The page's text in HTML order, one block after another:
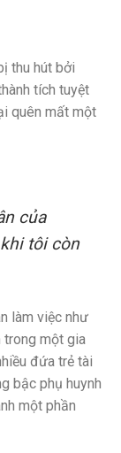
thu hút bởi
tích tuyệt
quên mất một
của
tôi còn
làm việc như
trong một gia
đứa trẻ tài
bậc phụ huynh
một phần